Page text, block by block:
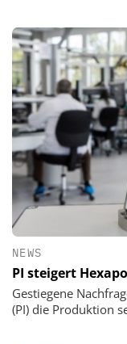
NEWS
PI steigert
Gestiegene
(PI) die Produktion